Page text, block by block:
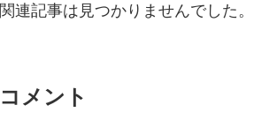
関連記事は見つかりませんでした。
コメント